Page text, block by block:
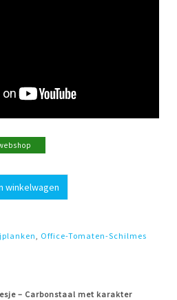
winkelwagen
Office-Tomaten-Schilmes
– Carbonstaal met karakter